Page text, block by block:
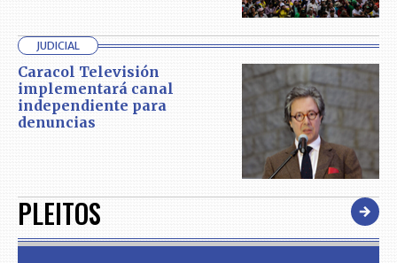
JUDICIAL
Caracol Televisión
implementará canal
independiente para
denuncias
PLEITOS